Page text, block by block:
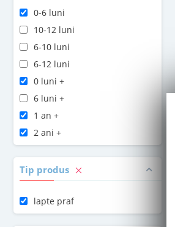
0-6 luni
10-12 luni
6-10 luni
6-12 luni
0 luni +
6 luni +
1 an +
2 ani +
Tip produs
lapte praf